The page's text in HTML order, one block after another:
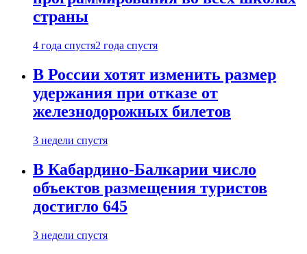
страны
4 года спустя2 года спустя
В России хотят изменить размер
удержания при отказе от
железнодорожных билетов
3 недели спустя
В Кабардино-Балкарии число
объектов размещения туристов
достигло 645
3 недели спустя